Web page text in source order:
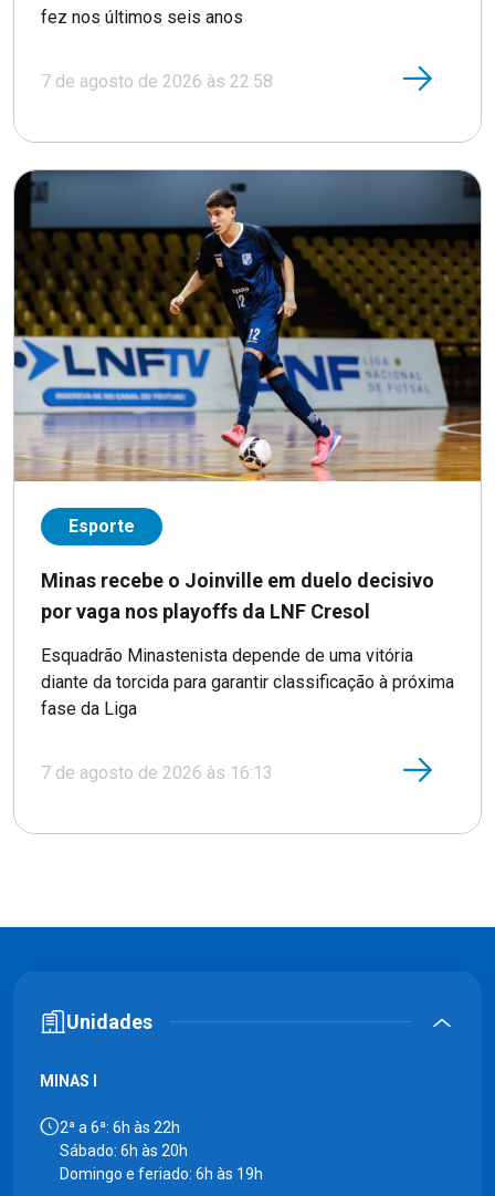
fez nos últimos seis anos
7 de agosto de 2026 às 22:58
Esporte
Minas recebe o Joinville em duelo decisivo
por vaga nos playoffs da LNF Cresol
Esquadrão Minastenista depende de uma vitória
diante da torcida para garantir classificação à próxima
fase da Liga
7 de agosto de 2026 às 16:13
Unidades
MINAS I
2ª a 6ª: 6h às 22h
Sábado: 6h às 20h
Domingo e feriado: 6h às 19h